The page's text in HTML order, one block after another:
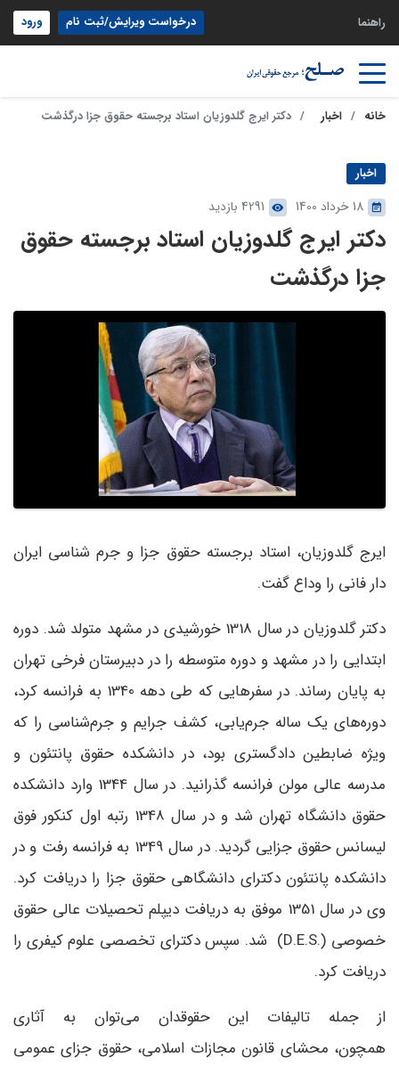
راهنما درخواست ویرایش/ثبت نام ورود
خانه اخبار دکتر ایرج گلدوزیان استاد برجسته حقوق جزا درگذشت
اخبار
18 خرداد 1400 4291 بازدید
دکتر ایرج گلدوزیان استاد برجسته حقوق
جزا درگذشت
ایرج گلدوزیان، استاد برجسته حقوق جزا و جرم شناسی ایران
دار فانی را وداع گفت.
دکتر گلدوزیان در سال 1318 خورشیدی در مشهد متولد شد. دوره
ابتدایی را در مشهد و دوره متوسطه را در دبیرستان فرخی تهران
به پایان رساند. در سفرهایی که طی دهه 1340 به فرانسه کرد،
دوره‌های یک ساله جرم‌یابی، کشف جرایم و جرم‌شناسی را که
ویژه ضابطین دادگستری بود، در دانشکده حقوق پانتئون و
مدرسه عالی مولن فرانسه گذرانید. در سال 1344 وارد دانشکده
حقوق دانشگاه تهران شد و در سال 1348 رتبه اول کنکور فوق
لیسانس حقوق جزایی گردید. در سال 1349 به فرانسه رفت و در
دانشکده پانتئون دکترای دانشگاهی حقوق جزا را دریافت کرد.
وی در سال 1351 موفق به دریافت دیپلم تحصیلات عالی حقوق
خصوصی (D.E.S.) شد. سپس دکترای تخصصی علوم کیفری را
دریافت کرد.
از جمله تالیفات این حقوقدان می‌توان به آثاری
همچون، محشای قانون مجازات اسلامی، حقوق جزای عمومی